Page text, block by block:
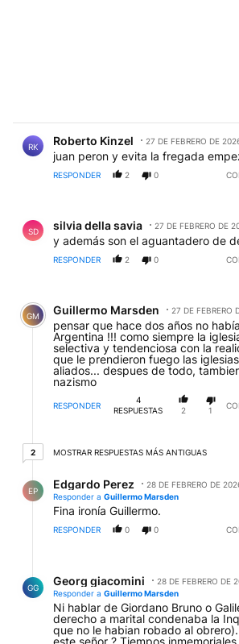
RK Roberto Kinzel 27 DE FEBRERO DE
juan peron y evita la fregada
RESPONDER 2 0
SD silvia della savia 27 DE FEBRERO DE
y además son el aguantadero de
RESPONDER 2 0
Comentario de Guillermo Marsden.
GM Guillermo Marsden 27 DE FEBRERO
pensar que hace dos años no
Argentina !!! como siempre la
selectiva y tendenciosa con la
que le prendieron fuego las
aliados... despues de todo,
nazismo
RESPONDER
4
RESPUESTAS
2 1
22 respuestas más antiguas
MOSTRAR RESPUESTAS MÁS ANTIGUAS
EP
Edgardo Perez
28 DE FEBRERO DE
Responder a Guillermo Marsden
Fina ironía Guillermo.
RESPONDER 0 0
GG
Georg giacomini
28 DE FEBRERO DE
Responder a Guillermo Marsden
Ni hablar de Giordano Bruno o
derecho a marital condenaba la
que no le habian robado al
este señor ? Tiempos